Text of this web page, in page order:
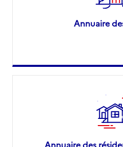
Annuaire
Annuaire des